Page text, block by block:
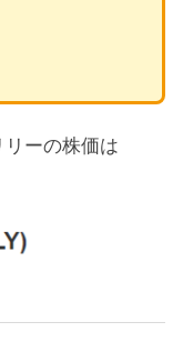
ーの株価は